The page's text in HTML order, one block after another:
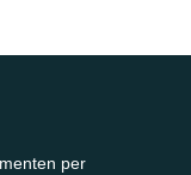
per